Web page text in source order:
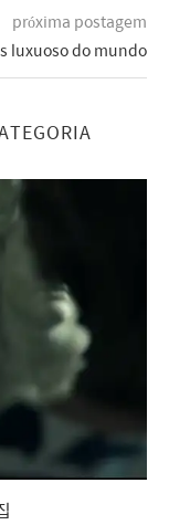
próxima postagem
luxuoso do mundo